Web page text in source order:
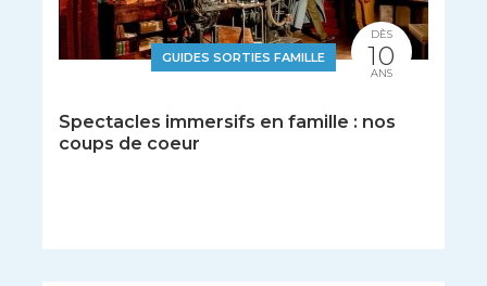
GUIDES SORTIES FAMILLE
Spectacles immersifs en famille : nos
coups de coeur
DÈS
10
ANS